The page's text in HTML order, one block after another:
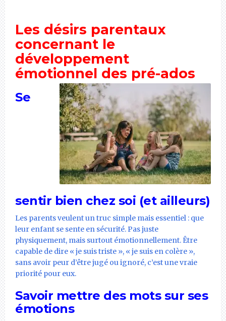
Les désirs parentaux
concernant le
développement
émotionnel des pré-ados
Se
sentir bien chez soi (et ailleurs)
Les parents veulent un truc simple mais essentiel : que
leur enfant se sente en sécurité. Pas juste
physiquement, mais surtout émotionnellement. Être
capable de dire « je suis triste », « je suis en colère »,
sans avoir peur d’être jugé ou ignoré, c’est une vraie
priorité pour eux.
Savoir mettre des mots sur ses
émotions